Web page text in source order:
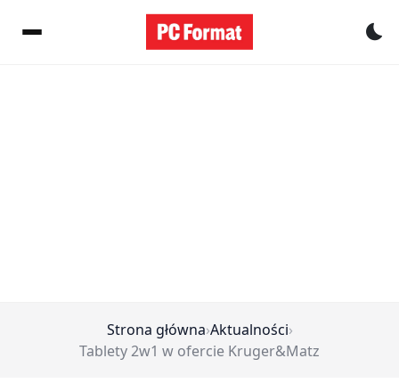
Strona główna›Aktualności›
Tablety 2w1 w ofercie Kruger&Matz